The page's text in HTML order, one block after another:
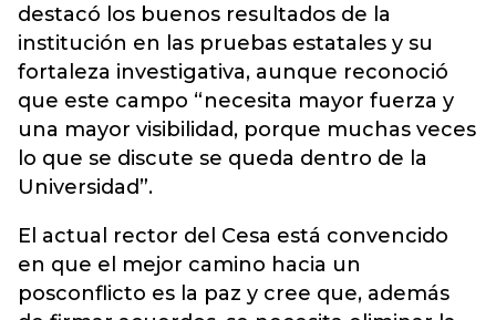
destacó los buenos resultados de la
institución en las pruebas estatales y su
fortaleza investigativa, aunque reconoció
que este campo “necesita mayor fuerza y
una mayor visibilidad, porque muchas veces
lo que se discute se queda dentro de la
Universidad”.
El actual rector del Cesa está convencido
en que el mejor camino hacia un
posconflicto es la paz y cree que, además